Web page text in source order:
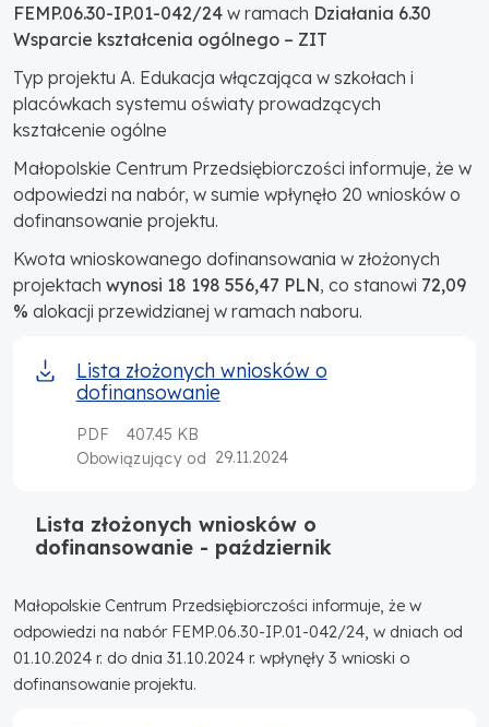
FEMP.06.30-IP.01-042/24 w ramach Działania 6.30
Wsparcie kształcenia ogólnego – ZIT
Typ projektu A. Edukacja włączająca w szkołach i
placówkach systemu oświaty prowadzących
kształcenie ogólne
Małopolskie Centrum Przedsiębiorczości informuje, że w
odpowiedzi na nabór, w sumie wpłynęło 20 wniosków o
dofinansowanie projektu.
Kwota wnioskowanego dofinansowania w złożonych
projektach wynosi 18 198 556,47 PLN, co stanowi 72,09
% alokacji przewidzianej w ramach naboru.
Lista złożonych wniosków o
dofinansowanie
PDF
407.45 KB
Obowiązujący od 29.11.2024
Lista złożonych wniosków o
dofinansowanie - październik
Małopolskie Centrum Przedsiębiorczości informuje, że w
odpowiedzi na nabór FEMP.06.30-IP.01-042/24, w dniach od
01.10.2024 r. do dnia 31.10.2024 r. wpłynęły 3 wnioski o
dofinansowanie projektu.